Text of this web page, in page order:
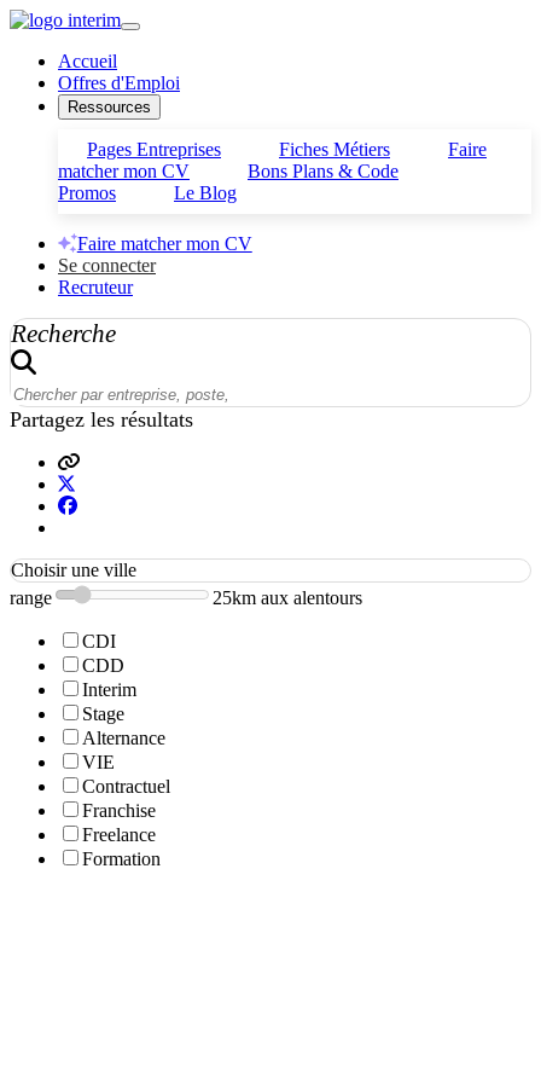
Accueil
Offres d'Emploi
Ressources
Pages Entreprises Fiches Métiers
Faire
matcher mon CV
Bons Plans & Code
Promos
Le Blog
Faire matcher mon CV
Se connecter
Recruteur
Recherche
Partagez les résultats
Choisir une ville
range
25km aux alentours
CDI
CDD
Interim
Stage
Alternance
VIE
Contractuel
Franchise
Freelance
Formation